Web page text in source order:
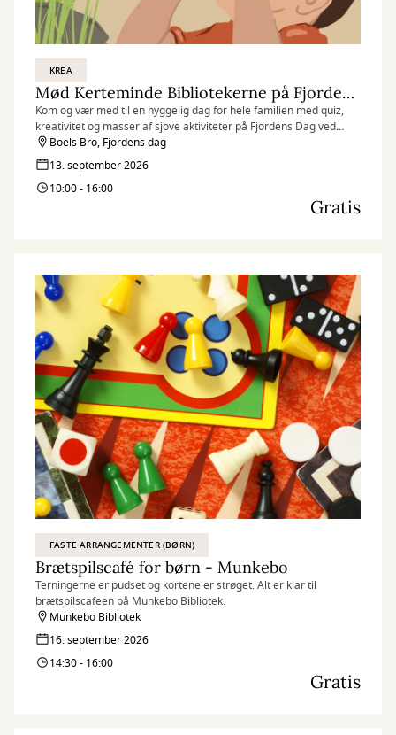
KREA
Mød Kerteminde Bibliotekerne på Fjordens dag
Kom og vær med til en hyggelig dag for hele familien med quiz,
kreativitet og masser af sjove aktiviteter på Fjordens Dag ved
Boels Bro i Munkebo.
Boels Bro, Fjordens dag
13. september 2026
10:00 - 16:00
Gratis
FASTE ARRANGEMENTER (BØRN)
Brætspilscafé for børn - Munkebo
Terningerne er pudset og kortene er strøget. Alt er klar til
brætspilscafeen på Munkebo Bibliotek.
Munkebo Bibliotek
16. september 2026
14:30 - 16:00
Gratis